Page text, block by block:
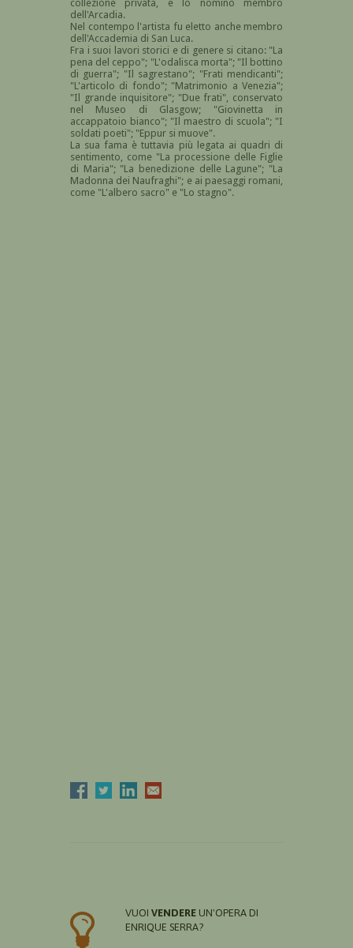
collezione privata, e lo nominò membro
dell'Arcadia.
Nel contempo l'artista fu eletto anche membro
dell'Accademia di San Luca.
Fra i suoi lavori storici e di genere si citano: "La
pena del ceppo"; "L'odalisca morta"; "Il bottino
di guerra"; "Il sagrestano"; "Frati mendicanti";
"L'articolo di fondo"; "Matrimonio a Venezia";
"Il grande inquisitore"; "Due frati", conservato
nel Museo di Glasgow; "Giovinetta in
accappatoio bianco"; "Il maestro di scuola"; "I
soldati poeti"; "Eppur si muove".
La sua fama è tuttavia più legata ai quadri di
sentimento, come "La processione delle Figlie
di Maria"; "La benedizione delle Lagune"; "La
Madonna dei Naufraghi"; e ai paesaggi romani,
come "L'albero sacro" e "Lo stagno".
VUOI VENDERE UN'OPERA DI
ENRIQUE SERRA?